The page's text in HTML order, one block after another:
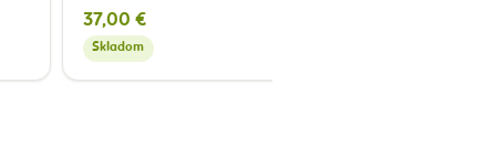
37,00 €
Skladom